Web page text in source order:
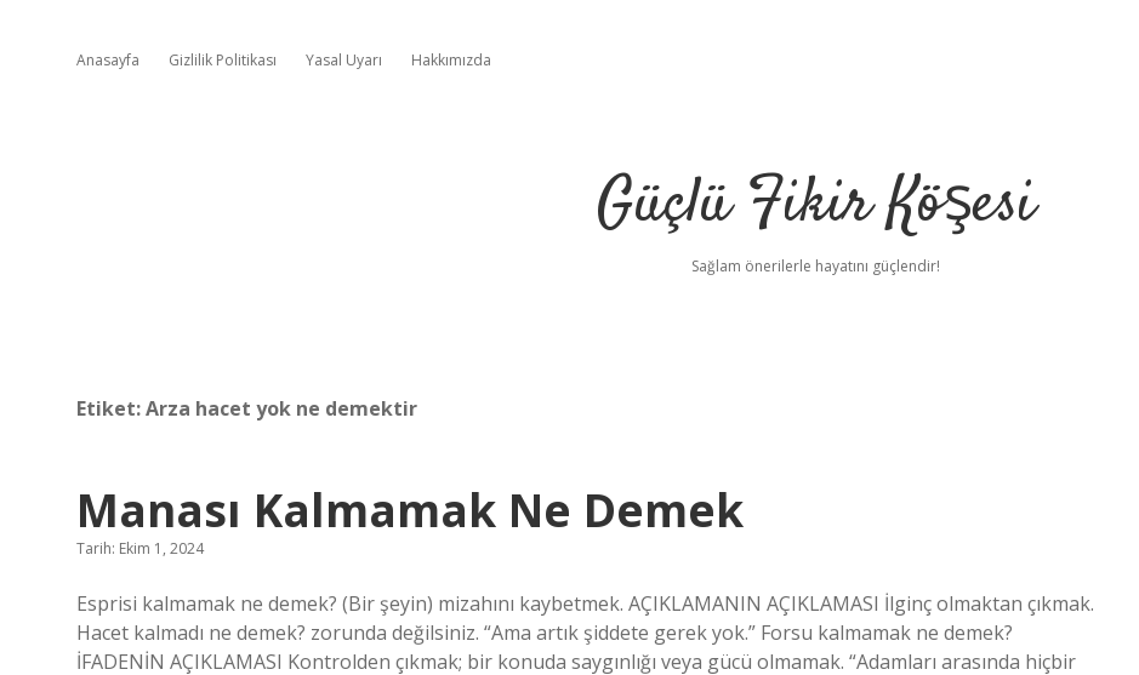
Anasayfa Gizlilik Politikası Yasal Uyarı Hakkımızda
Güçlü Fikir Köşesi
Sağlam önerilerle hayatını güçlendir!
Etiket:Arza hacet yok ne demektir
Manası Kalmamak Ne Demek
Tarih: Ekim 1, 2024
Esprisi kalmamak ne demek? (Bir şeyin) mizahını kaybetmek. AÇIKLAMANIN AÇIKLAMASI İlginç olmaktan çıkmak.
Hacet kalmadı ne demek? zorunda değilsiniz. “Ama artık şiddete gerek yok.” Forsu kalmamak ne demek?
İFADENİN AÇIKLAMASI Kontrolden çıkmak; bir konuda saygınlığı veya gücü olmamak. “Adamları arasında hiçbir